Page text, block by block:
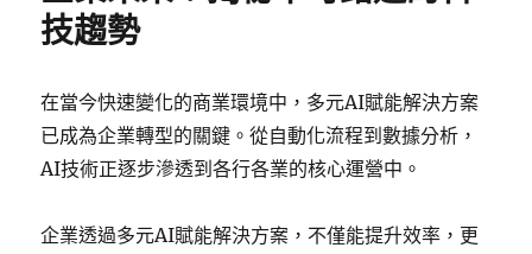
技趨勢
在當今快速變化的商業環境中，多元AI賦能解決方案
已成為企業轉型的關鍵。從自動化流程到數據分析，
AI技術正逐步滲透到各行各業的核心運營中。
企業透過多元AI賦能解決方案，不僅能提升效率，更